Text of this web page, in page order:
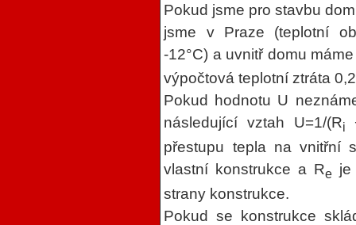
Pokud jsme pro stavbu
jsme v Praze (teplotní
-12°C) a uvnitř domu
výpočtová teplotní ztráta
Pokud hodnotu U
následující vztah U=1/(Ri
přestupu tepla na vnitřní
vlastní konstrukce a Re
je
strany konstrukce.
Pokud se konstrukce